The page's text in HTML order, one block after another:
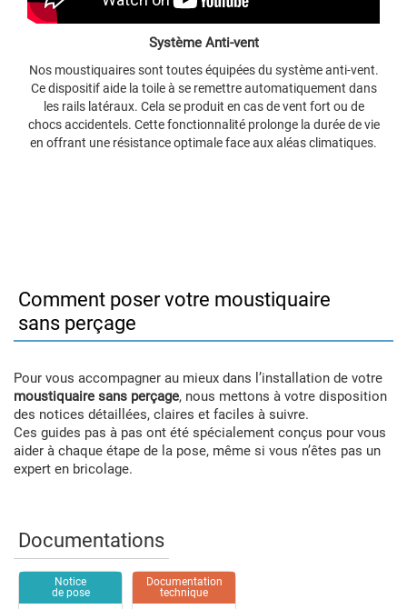
Système Anti-vent
Nos moustiquaires sont toutes équipées du système anti-vent.
Ce dispositif aide la toile à se remettre automatiquement dans
les rails latéraux. Cela se produit en cas de vent fort ou de
chocs accidentels. Cette fonctionnalité prolonge la durée de vie
en offrant une résistance optimale face aux aléas climatiques.
Comment poser votre moustiquaire
sans perçage
Pour vous accompagner au mieux dans l’installation de votre
moustiquaire sans perçage, nous mettons à votre disposition
des notices détaillées, claires et faciles à suivre.
Ces guides pas à pas ont été spécialement conçus pour vous
aider à chaque étape de la pose, même si vous n’êtes pas un
expert en bricolage.
Documentations
Notice
de pose
Documentation
technique